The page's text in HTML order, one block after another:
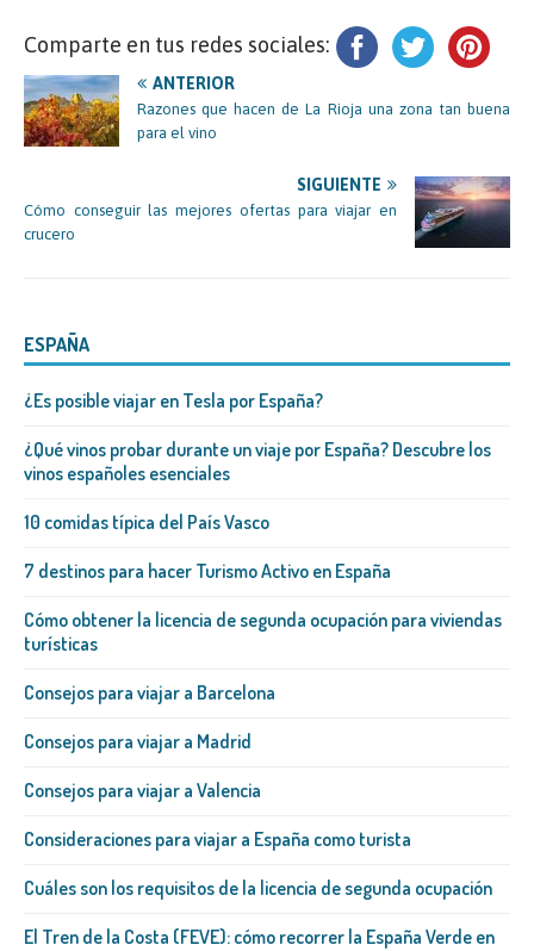
Comparte en tus redes sociales:
ANTERIOR
Razones que hacen de La Rioja una zona tan buena
para el vino
SIGUIENTE
Cómo conseguir las mejores ofertas para viajar en
crucero
ESPAÑA
¿Es posible viajar en Tesla por España?
¿Qué vinos probar durante un viaje por España? Descubre los
vinos españoles esenciales
10 comidas típica del País Vasco
7 destinos para hacer Turismo Activo en España
Cómo obtener la licencia de segunda ocupación para viviendas
turísticas
Consejos para viajar a Barcelona
Consejos para viajar a Madrid
Consejos para viajar a Valencia
Consideraciones para viajar a España como turista
Cuáles son los requisitos de la licencia de segunda ocupación
El Tren de la Costa (FEVE): cómo recorrer la España Verde en